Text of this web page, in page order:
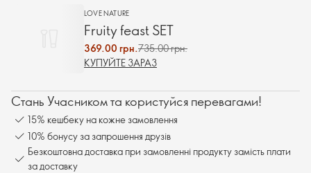
LOVE NATURE
Fruity feast SET
369.00 грн.735.00 грн.
КУПУЙТЕ ЗАРАЗ
Стань Учасником та користуйся перевагами!
15% кешбеку на кожне замовлення
10% бонусу за запрошення друзів
Безкоштовна доставка при замовленні продукту замість плати
за доставку